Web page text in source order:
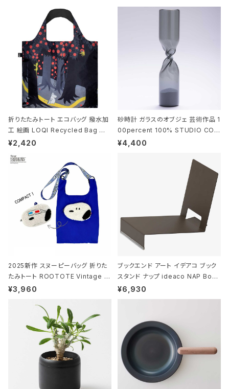
折りたたみトート エコバッグ 撥水加
工 絵画 LOQI Recycled Bag ロ
ーキー 大きめ トートバッグ MOOMI
¥2,420
砂時計 ガラスのオブジェ 芸術作品 1
00percent 100% STUDIO COH
AKU Timeless 100パーセント ス
¥4,400
2025新作 スヌーピーバッグ 折りた
たみトート ROOTOTE Vintage P
EANUTS ROO-shopper mid 84
ド.ピーナッツ-0P 3Dグラス
¥3,960
ブックエンド アート イデアコ ブック
スタンド ナップ ideaco NAP Book
stand ブラウン
¥6,930